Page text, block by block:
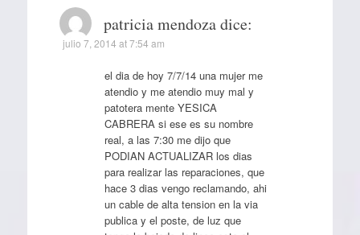
patricia mendoza dice:
julio 7, 2014 at 7:54 am
el dia de hoy 7/7/14 una mujer me
atendio y me atendio muy mal y
patotera mente YESICA
CABRERA si ese es su nombre
real, a las 7:30 me dijo que
PODIAN ACTUALIZAR los dias
para realizar las reparaciones, que
hace 3 dias vengo reclamando, ahi
un cable de alta tension en la via
publica y el poste, de luz que